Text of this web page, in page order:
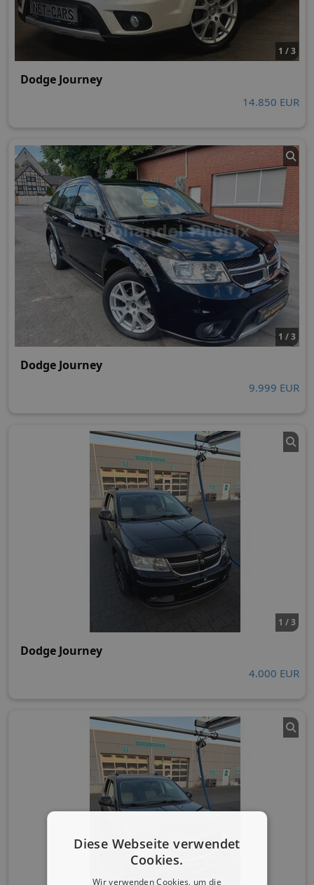
1 / 3
Dodge Journey
14.850 EUR
1 / 3
Dodge Journey
9.999 EUR
1 / 3
Dodge Journey
4.000 EUR
Diese Webseite verwendet
Cookies.
Wir verwenden Cookies, um die